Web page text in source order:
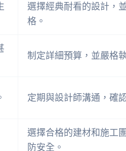
選擇經典耐看的設計，
格。
制定詳細預算，並嚴格
定期與設計師溝通，確
選擇合格的建材和施工
防安全。